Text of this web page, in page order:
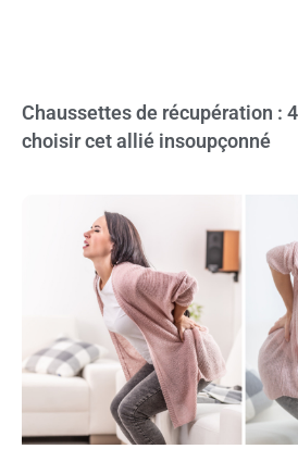
Chaussettes de récupération :
choisir cet allié insoupçonné